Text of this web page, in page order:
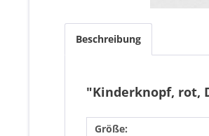
Beschreibung
"Kinderknopf, rot,
Größe: